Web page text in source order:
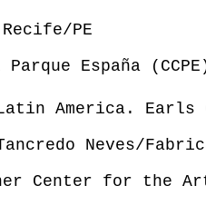
PE
España
America.
Neves/
Center for the